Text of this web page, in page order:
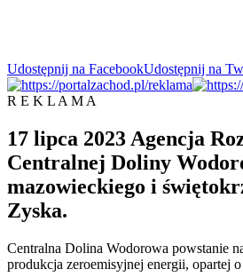
Udostępnij na FacebookUdostępnij na
R E K L A M A
17 lipca 2023 Agencja
Centralnej Doliny
mazowieckiego i
Zyska.
Centralna Dolina Wodorowa powstanie
produkcja zeroemisyjnej energii, opartej